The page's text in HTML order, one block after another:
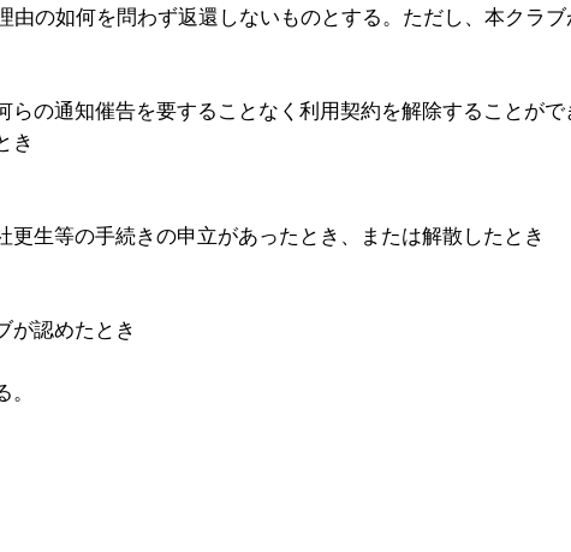
の如何を問わず返還しないものとする。ただし、本クラブ
の通知催告を要することなく利用契約を解除することがで
き
生等の手続きの申立があったとき、または解散したとき
が認めたとき